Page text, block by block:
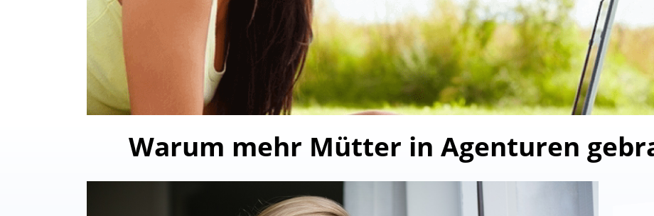
Warum mehr Mütter in Agenturen